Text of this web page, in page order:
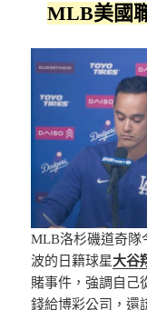
MLB美國
MLB洛杉磯道奇隊
波的日籍球星大谷
賭事件，強調自己
錢給博彩公司，還